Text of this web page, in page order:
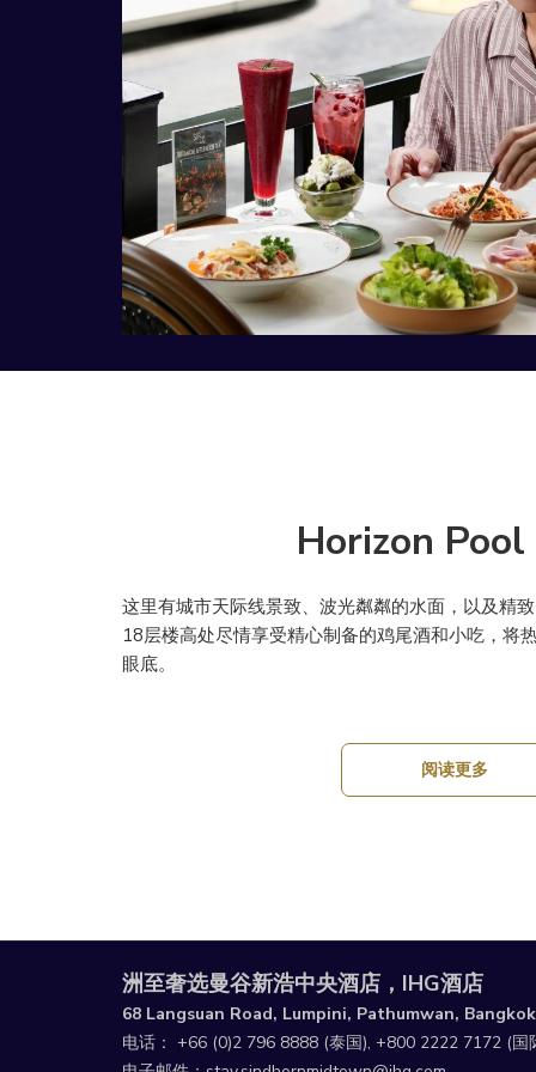
Horizon Pool
这里有城市天际线景致、波光粼粼的水面，以及精
18层楼高处尽情享受精心制备的鸡尾酒和小吃，将
眼底。
阅读更多
洲至奢选曼谷新浩中央酒店，IHG酒店
68 Langsuan Road, Lumpini, Pathumwan,
电话： +66 (0)2 796 8888 (泰国), +800 2222 7172 (国